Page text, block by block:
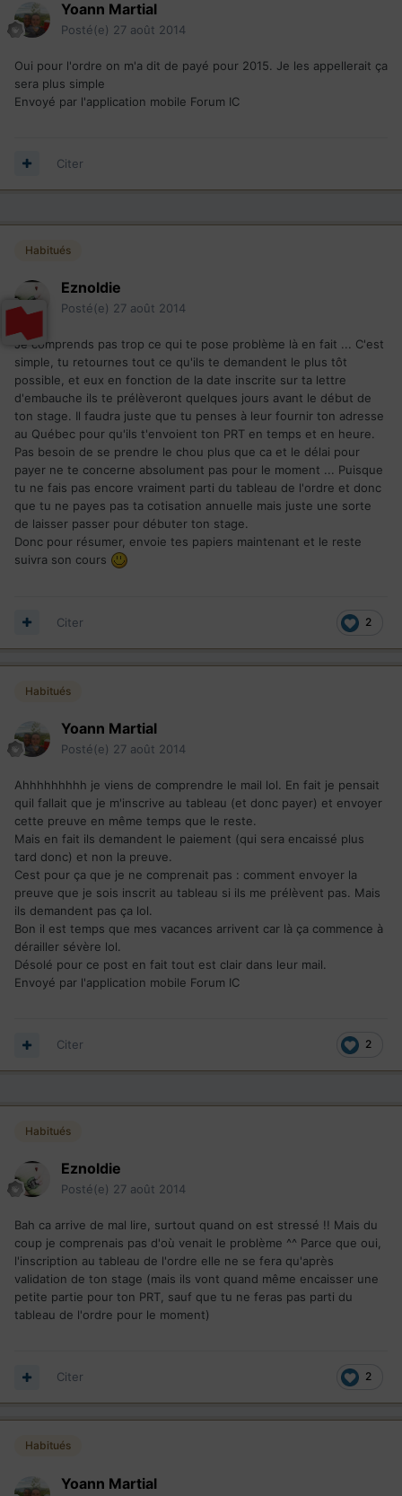
Yoann Martial
Posté(e) 27 août 2014
Oui pour l'ordre on m'a dit de payé pour 2015. Je les appellerait ça
sera plus simple
Envoyé par l'application mobile Forum IC
Citer
Habitués
Eznoldie
Posté(e) 27 août 2014
Je comprends pas trop ce qui te pose problème là en fait ... C'est
simple, tu retournes tout ce qu'ils te demandent le plus tôt
possible, et eux en fonction de la date inscrite sur ta lettre
d'embauche ils te prélèveront quelques jours avant le début de
ton stage. Il faudra juste que tu penses à leur fournir ton adresse
au Québec pour qu'ils t'envoient ton PRT en temps et en heure.
Pas besoin de se prendre le chou plus que ca et le délai pour
payer ne te concerne absolument pas pour le moment ... Puisque
tu ne fais pas encore vraiment parti du tableau de l'ordre et donc
que tu ne payes pas ta cotisation annuelle mais juste une sorte
de laisser passer pour débuter ton stage.
Donc pour résumer, envoie tes papiers maintenant et le reste
suivra son cours
2
Citer
Habitués
Yoann Martial
Posté(e) 27 août 2014
Ahhhhhhhhh je viens de comprendre le mail lol. En fait je pensait
quil fallait que je m'inscrive au tableau (et donc payer) et envoyer
cette preuve en même temps que le reste.
Mais en fait ils demandent le paiement (qui sera encaissé plus
tard donc) et non la preuve.
Cest pour ça que je ne comprenait pas : comment envoyer la
preuve que je sois inscrit au tableau si ils me prélèvent pas. Mais
ils demandent pas ça lol.
Bon il est temps que mes vacances arrivent car là ça commence à
dérailler sévère lol.
Désolé pour ce post en fait tout est clair dans leur mail.
Envoyé par l'application mobile Forum IC
2
Citer
Habitués
Eznoldie
Posté(e) 27 août 2014
Bah ca arrive de mal lire, surtout quand on est stressé !! Mais du
coup je comprenais pas d'où venait le problème ^^ Parce que oui,
l'inscription au tableau de l'ordre elle ne se fera qu'après
validation de ton stage (mais ils vont quand même encaisser une
petite partie pour ton PRT, sauf que tu ne feras pas parti du
tableau de l'ordre pour le moment)
2
Citer
Habitués
Yoann Martial